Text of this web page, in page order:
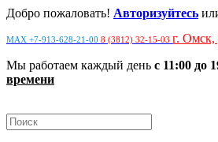
Добро пожаловать! Авторизуйтесь
MAX +7-913-628-21-00 8 (3812) 32-15-03 г. Омск,
Мы работаем каждый день с 11:00 до
времени